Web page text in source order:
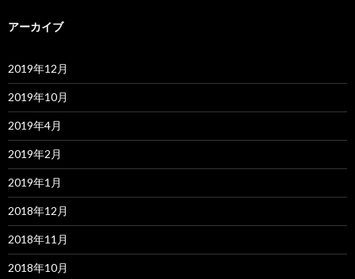
アーカイブ
2019年12月
2019年10月
2019年4月
2019年2月
2019年1月
2018年12月
2018年11月
2018年10月